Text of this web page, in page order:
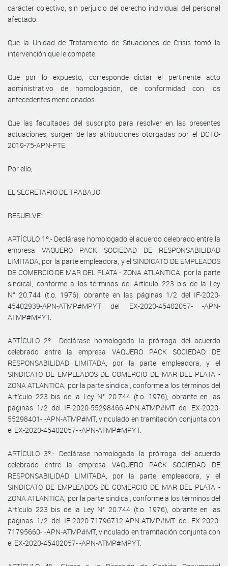
carácter colectivo, sin perjuicio del derecho individual del personal
afectado.
Que la Unidad de Tratamiento de Situaciones de Crisis tomó la
intervención que le compete.
Que por lo expuesto, corresponde dictar el pertinente acto
administrativo de homologación, de conformidad con los
antecedentes mencionados.
Que las facultades del suscripto para resolver en las presentes
actuaciones, surgen de las atribuciones otorgadas por el DCTO-
2019-75-APN-PTE.
Por ello,
EL SECRETARIO DE TRABAJO
RESUELVE:
ARTÍCULO 1º.- Declárase homologado el acuerdo celebrado entre la
empresa VAQUERO PACK SOCIEDAD DE RESPONSABILIDAD
LIMITADA, por la parte empleadora, y el SINDICATO DE EMPLEADOS
DE COMERCIO DE MAR DEL PLATA - ZONA ATLANTICA, por la parte
sindical, conforme a los términos del Artículo 223 bis de la Ley
N° 20.744 (t.o. 1976), obrante en las páginas 1/2 del IF-2020-
45402939-APN-ATMP#MPYT del EX-2020-45402057- -APN-
ATMP#MPYT.
ARTÍCULO 2º.- Declárase homologada la prórroga del acuerdo
celebrado entre la empresa VAQUERO PACK SOCIEDAD DE
RESPONSABILIDAD LIMITADA, por la parte empleadora, y el
SINDICATO DE EMPLEADOS DE COMERCIO DE MAR DEL PLATA -
ZONA ATLANTICA, por la parte sindical, conforme a los términos del
Artículo 223 bis de la Ley N° 20.744 (t.o. 1976), obrante en las
páginas 1/2 del IF-2020-55298466-APN-ATMP#MT del EX-2020-
55298401- -APN-ATMP#MT, vinculado en tramitación conjunta con
el EX-2020-45402057- -APN-ATMP#MPYT.
ARTÍCULO 3º.- Declárase homologada la prórroga del acuerdo
celebrado entre la empresa VAQUERO PACK SOCIEDAD DE
RESPONSABILIDAD LIMITADA, por la parte empleadora, y el
SINDICATO DE EMPLEADOS DE COMERCIO DE MAR DEL PLATA -
ZONA ATLANTICA, por la parte sindical, conforme a los términos del
Artículo 223 bis de la Ley N° 20.744 (t.o. 1976), obrante en las
páginas 1/2 del IF-2020-71796712-APN-ATMP#MT del EX-2020-
71795660- -APN-ATMP#MT, vinculado en tramitación conjunta con
el EX-2020-45402057- -APN-ATMP#MPYT.